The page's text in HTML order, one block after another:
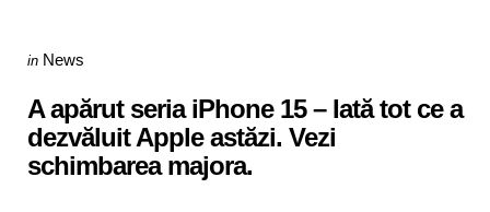
Categories
Posted
in News
A apărut seria iPhone 15 – Iată tot ce a
dezvăluit Apple astăzi. Vezi
schimbarea majora.